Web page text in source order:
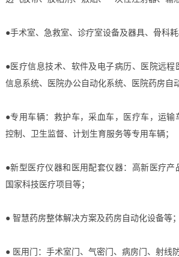
●手术室、急救室、诊疗室设备及器具、骨科耗
●医疗信息技术、软件及电子病历、医院远程
信息系统、医院办公自动化系统、医院药房自
●专用车辆：救护车，采血车，医疗车，运输
控制、卫生监督、计划生育服务等专用车辆；
●新型医疗仪器和医用配套仪器：高新医疗产
国家科技医疗项目等；
● 智慧药房整体解决方案及药房自动化设备等；
● 医用门：手术室门、气密门、病房门、射线防